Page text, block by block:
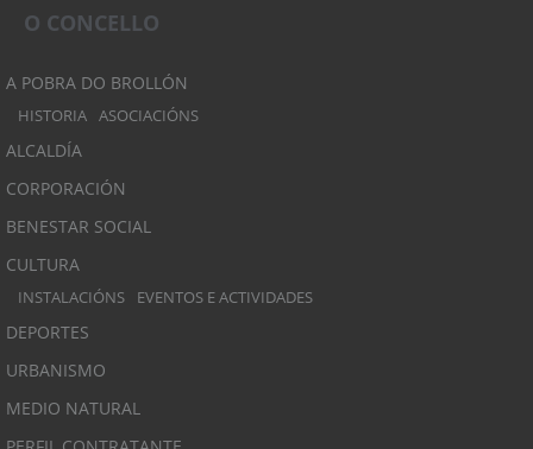
O CONCELLO
A POBRA DO BROLLÓN
HISTORIA ASOCIACIÓNS
ALCALDÍA
CORPORACIÓN
BENESTAR SOCIAL
CULTURA
INSTALACIÓNS EVENTOS E ACTIVIDADES
DEPORTES
URBANISMO
MEDIO NATURAL